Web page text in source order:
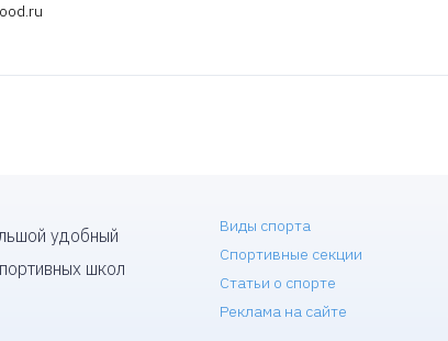
удобный
школ
Виды спорта
Спортивные секции
Статьи о спорте
Реклама на сайте